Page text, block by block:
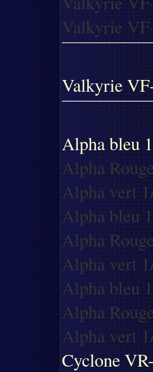
Valkyrie
Valkyrie
Alpha bleu
Alpha
Alpha vert
Alpha bleu
Alpha
Alpha vert
Alpha bleu
Alpha
Alpha vert
Cyclone